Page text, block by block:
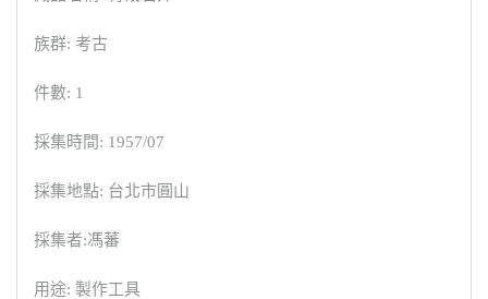
族群: 考古
件數: 1
採集時間: 1957/07
採集地點: 台北市圓山
採集者:馮蕃
用途: 製作工具